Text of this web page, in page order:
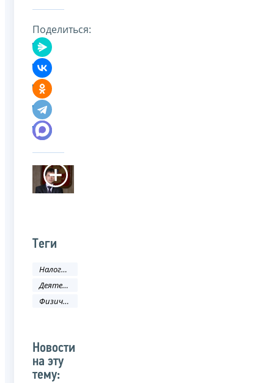
Поделиться:
Теги
Налоги и сборы
Деятельность ФНС
Физическое лицо
Новости
на эту
тему: